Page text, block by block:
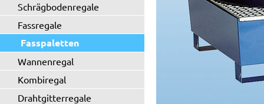
Schrägbodenregale
Fassregale
Fasspaletten
Wannenregal
Kombiregal
Drahtgitterregale